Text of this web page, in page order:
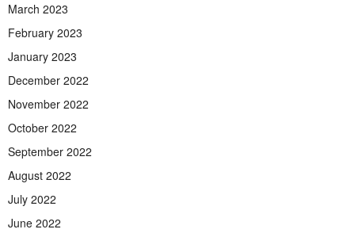
March 2023
February 2023
January 2023
December 2022
November 2022
October 2022
September 2022
August 2022
July 2022
June 2022